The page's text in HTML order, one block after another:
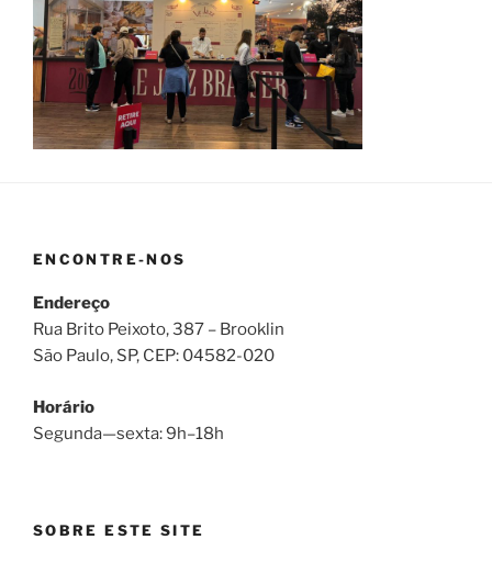
ENCONTRE-NOS
Endereço
Rua Brito Peixoto, 387 – Brooklin
São Paulo, SP, CEP: 04582-020
Horário
Segunda—sexta: 9h–18h
SOBRE ESTE SITE